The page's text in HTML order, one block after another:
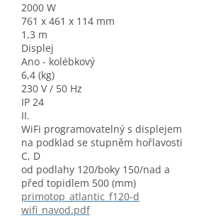
2000 W
761 x 461 x 114 mm
1,3 m
Displej
Ano - kolébkový
6,4 (kg)
230 V / 50 Hz
IP 24
II.
WiFi programovatelný s displejem
na podklad se stupněm hořlavosti
C, D
od podlahy 120/boky 150/nad a
před topidlem 500 (mm)
primotop_atlantic_f120-d
wifi_navod.pdf